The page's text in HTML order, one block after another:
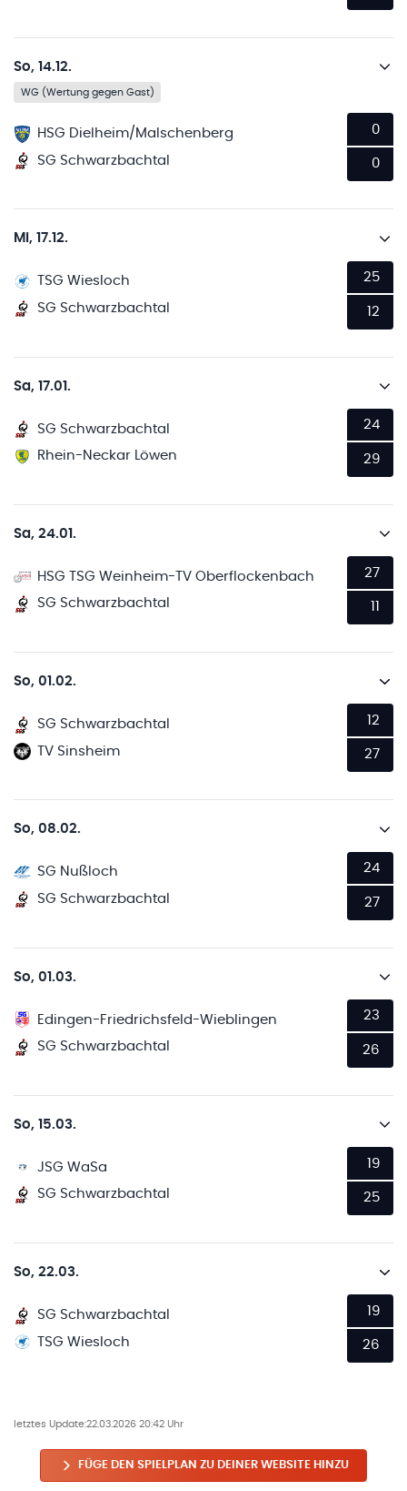
So, 14.12.
WG (Wertung gegen Gast)
HSG Dielheim/Malschenberg
SG Schwarzbachtal
0
0
Mi, 17.12.
TSG Wiesloch
SG Schwarzbachtal
25
12
Sa, 17.01.
SG Schwarzbachtal
Rhein-Neckar Löwen
24
29
Sa, 24.01.
HSG TSG Weinheim-TV Oberflockenbach
SG Schwarzbachtal
27
So, 01.02.
SG Schwarzbachtal
TV Sinsheim
12
27
So, 08.02.
SG Nußloch
SG Schwarzbachtal
24
27
So, 01.03.
Edingen-Friedrichsfeld-Wieblingen
SG Schwarzbachtal
23
26
So, 15.03.
JSG WaSa
SG Schwarzbachtal
19
25
So, 22.03.
SG Schwarzbachtal
TSG Wiesloch
19
26
letztes Update:22.03.2026 20:42 Uhr
FÜGE DEN SPIELPLAN ZU DEINER WEBSITE HINZU